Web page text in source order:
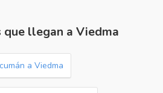
que llegan a Viedma
a Viedma